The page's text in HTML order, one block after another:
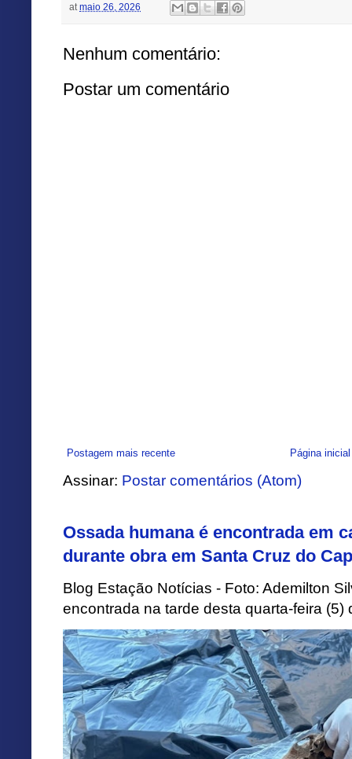
at maio 26, 2026
Nenhum comentário:
Postar um comentário
Postagem mais recente Página inicial
Assinar: Postar comentários (Atom)
Ossada humana é encontrada em
durante obra em Santa Cruz do
Blog Estação Notícias - Foto: Ademilton
encontrada na tarde desta quarta-feira (5)